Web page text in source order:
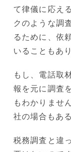
て律儀に応え
クのような調
るために、依
いることもあ
もし、電話取
報を元に調査
もわかりませ
社の場合もあ
税務調査と違